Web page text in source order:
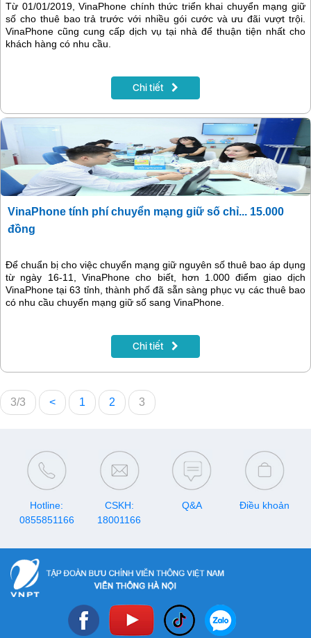
Từ 01/01/2019, VinaPhone chính thức triển khai chuyển mạng giữ
số cho thuê bao trả trước với nhiều gói cước và ưu đãi vượt trội.
VinaPhone cũng cung cấp dịch vụ tại nhà để thuận tiện nhất cho
khách hàng có nhu cầu.
Chi tiết
VinaPhone tính phí chuyển mạng giữ số chỉ... 15.000
đồng
Để chuẩn bị cho việc chuyển mạng giữ nguyên số thuê bao áp dụng
từ ngày 16-11, VinaPhone cho biết, hơn 1.000 điểm giao dịch
VinaPhone tại 63 tỉnh, thành phố đã sẵn sàng phục vụ các thuê bao
có nhu cầu chuyển mạng giữ số sang VinaPhone.
Chi tiết
3/3 < 1 2 3
Hotline:
0855851166
CSKH:
18001166
Q&A Điều khoản